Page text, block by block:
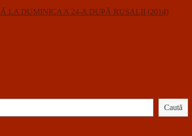
LA DUMINICA A 24-A DUPĂ RUSALII (2014)
Caută